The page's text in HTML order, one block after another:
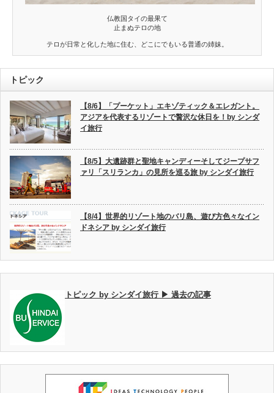
仏教国タイの最果て
止まぬテロの地
テロが日常と化した地に住む、どこにでもいる普通の姉妹。
トピック
【8/6】「プーケット」エキゾティック＆エレガント。
アジアを代表するリゾートで贅沢な休日を！by シンダ
イ旅行
【8/5】大遺跡群と聖地キャンディーそしてジープサフ
ァリ「スリランカ」の見所を巡る旅 by シンダイ旅行
【8/4】世界的リゾート地のバリ島、遊び方色々なイン
ドネシア by シンダイ旅行
トピック by シンダイ旅行 ▶ 過去の記事